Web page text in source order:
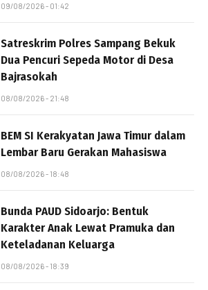
09/08/2026 - 01:42
Satreskrim Polres Sampang Bekuk
Dua Pencuri Sepeda Motor di Desa
Bajrasokah
08/08/2026 - 21:48
BEM SI Kerakyatan Jawa Timur dalam
Lembar Baru Gerakan Mahasiswa
08/08/2026 - 18:48
Bunda PAUD Sidoarjo: Bentuk
Karakter Anak Lewat Pramuka dan
Keteladanan Keluarga
08/08/2026 - 18:39